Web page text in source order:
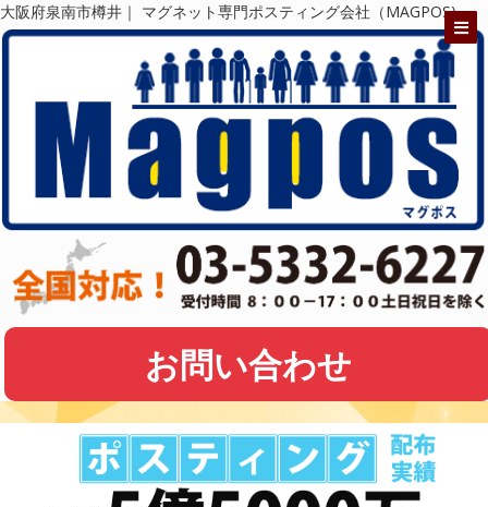
大阪府泉南市樽井｜ マグネット専門ポスティング会社（MAGPOS)
お問い合わせ